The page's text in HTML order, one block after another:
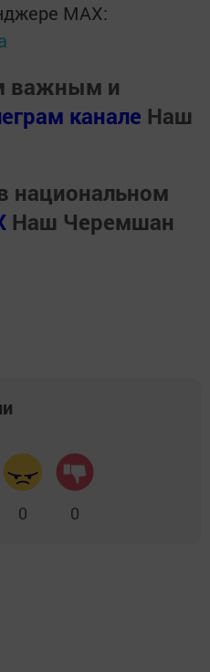
MАХ:
важным и
канале Наш
национальном
Наш Черемшан
0 0